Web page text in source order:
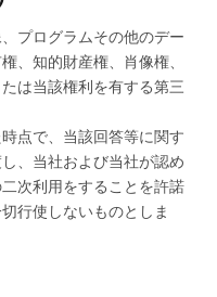
プログラムその他のデー
、知的財産権、肖像権、
は当該権利を有する第三
点で、当該回答等に関す
、当社および当社が認め
次利用をすることを許諾
行使しないものとしま